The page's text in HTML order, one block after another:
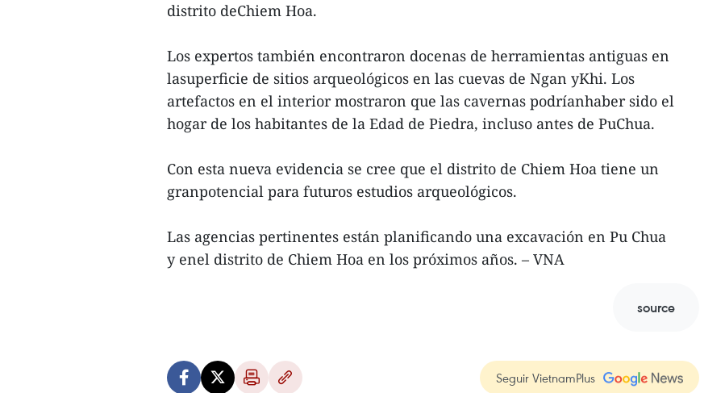
distrito deChiem Hoa.
Los expertos también encontraron docenas de herramientas antiguas en
lasuperficie de sitios arqueológicos en las cuevas de Ngan yKhi. Los
artefactos en el interior mostraron que las cavernas podríanhaber sido el
hogar de los habitantes de la Edad de Piedra, incluso antes de PuChua.
Con esta nueva evidencia se cree que el distrito de Chiem Hoa tiene un
granpotencial para futuros estudios arqueológicos.
Las agencias pertinentes están planificando una excavación en Pu Chua
y enel distrito de Chiem Hoa en los próximos años. – VNA
source
Seguir VietnamPlus